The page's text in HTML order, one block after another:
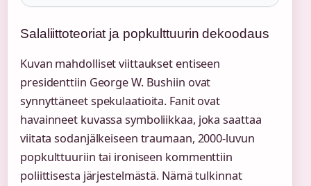
Salaliittoteoriat ja popkulttuurin dekoodaus
Kuvan mahdolliset viittaukset entiseen
presidenttiin George W. Bushiin ovat
synnyttäneet spekulaatioita. Fanit ovat
havainneet kuvassa symboliikkaa, joka saattaa
viitata sodanjälkeiseen traumaan, 2000-luvun
popkulttuuriin tai ironiseen kommenttiin
poliittisesta järjestelmästä. Nämä tulkinnat